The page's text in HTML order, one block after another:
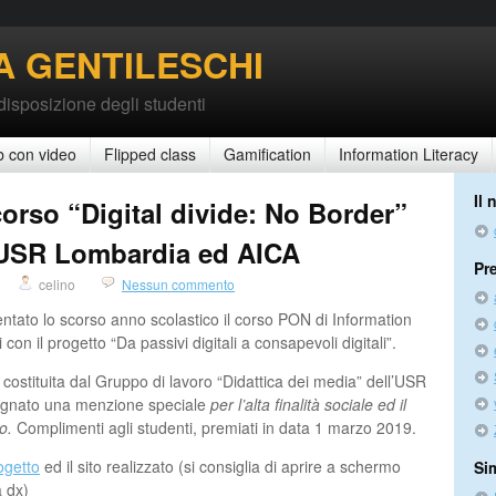
GENTILESCHI
degli studenti
con video Flipped class Gamification Information Literacy
“Digital divide: No Border”
Lombardia ed AICA
celino Nessun commento
lo scorso anno scolastico il corso PON di Information
il progetto “Da passivi digitali a consapevoli digitali”.
dal Gruppo di lavoro “Didattica dei media” dell’USR
una menzione speciale per l’alta finalità sociale ed il
Complimenti agli studenti, premiati in data 1 marzo 2019.
ed il sito realizzato (si consiglia di aprire a schermo
dx)
Il